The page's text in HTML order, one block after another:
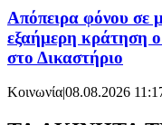
Απόπειρα φόνου σε
εξαήμερη κράτηση
στο Δικαστήριο
Κοινωνία|08.08.2026